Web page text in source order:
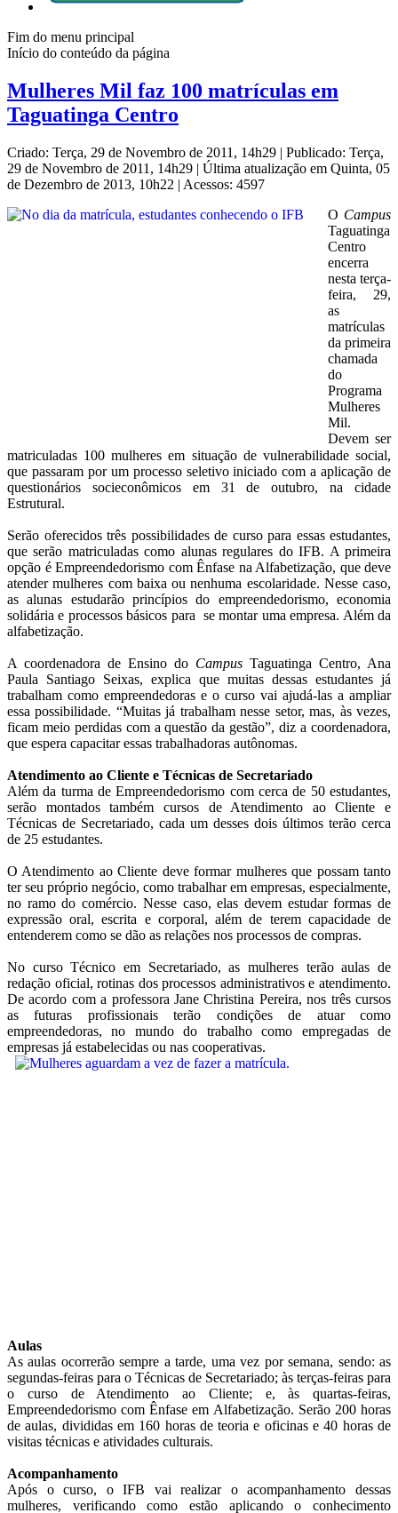
Fim do menu principal
Início do conteúdo da página
Mulheres Mil faz 100 matrículas em
Taguatinga Centro
Criado: Terça, 29 de Novembro de 2011, 14h29 | Publicado: Terça,
29 de Novembro de 2011, 14h29 | Última atualização em Quinta, 05
de Dezembro de 2013, 10h22 | Acessos: 4597
O Campus
Taguatinga
Centro
encerra
nesta terça-
feira, 29,
as
matrículas
da primeira
chamada
do
Programa
Mulheres
Mil.
Devem ser
matriculadas 100 mulheres em situação de vulnerabilidade social,
que passaram por um processo seletivo iniciado com a aplicação de
questionários socieconômicos em 31 de outubro, na cidade
Estrutural.
Serão oferecidos três possibilidades de curso para essas estudantes,
que serão matriculadas como alunas regulares do IFB. A primeira
opção é Empreendedorismo com Ênfase na Alfabetização, que deve
atender mulheres com baixa ou nenhuma escolaridade. Nesse caso,
as alunas estudarão princípios do empreendedorismo, economia
solidária e processos básicos para se montar uma empresa. Além da
alfabetização.
A coordenadora de Ensino do Campus Taguatinga Centro, Ana
Paula Santiago Seixas, explica que muitas dessas estudantes já
trabalham como empreendedoras e o curso vai ajudá-las a ampliar
essa possibilidade. “Muitas já trabalham nesse setor, mas, às vezes,
ficam meio perdidas com a questão da gestão”, diz a coordenadora,
que espera capacitar essas trabalhadoras autônomas.
Atendimento ao Cliente e Técnicas de Secretariado
Além da turma de Empreendedorismo com cerca de 50 estudantes,
serão montados também cursos de Atendimento ao Cliente e
Técnicas de Secretariado, cada um desses dois últimos terão cerca
de 25 estudantes.
O Atendimento ao Cliente deve formar mulheres que possam tanto
ter seu próprio negócio, como trabalhar em empresas, especialmente,
no ramo do comércio. Nesse caso, elas devem estudar formas de
expressão oral, escrita e corporal, além de terem capacidade de
entenderem como se dão as relações nos processos de compras.
No curso Técnico em Secretariado, as mulheres terão aulas de
redação oficial, rotinas dos processos administrativos e atendimento.
De acordo com a professora Jane Christina Pereira, nos três cursos
as futuras profissionais terão condições de atuar como
empreendedoras, no mundo do trabalho como empregadas de
empresas já estabelecidas ou nas cooperativas.
Aulas
As aulas ocorrerão sempre a tarde, uma vez por semana, sendo: as
segundas-feiras para o Técnicas de Secretariado; às terças-feiras para
o curso de Atendimento ao Cliente; e, às quartas-feiras,
Empreendedorismo com Ênfase em Alfabetização. Serão 200 horas
de aulas, divididas em 160 horas de teoria e oficinas e 40 horas de
visitas técnicas e atividades culturais.
Acompanhamento
Após o curso, o IFB vai realizar o acompanhamento dessas
mulheres, verificando como estão aplicando o conhecimento